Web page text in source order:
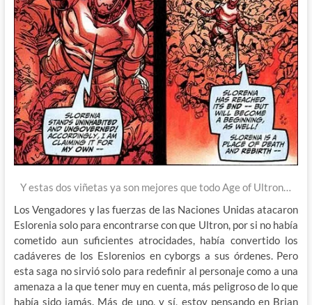
Y estas dos viñetas ya son mejores que todo Age of Ultron…
Los Vengadores y las fuerzas de las Naciones Unidas atacaron
Eslorenia solo para encontrarse con que Ultron, por si no había
cometido aun suficientes atrocidades, había convertido los
cadáveres de los Eslorenios en cyborgs a sus órdenes. Pero
esta saga no sirvió solo para redefinir al personaje como a una
amenaza a la que tener muy en cuenta, más peligroso de lo que
había sido jamás. Más de uno, y sí, estoy pensando en Brian